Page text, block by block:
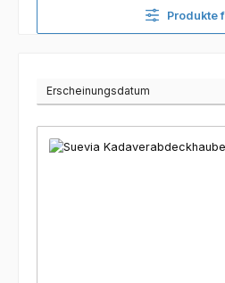
Produkte